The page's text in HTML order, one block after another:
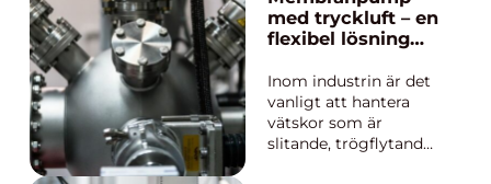
historiske arv, er intet
unntak når det
dyktige ...
med tryckluft – en
flexibel lösning
vätskeflöden
Inom industrin är det
vanligt att hantera
vätskor som är
slitande, trögflytande,